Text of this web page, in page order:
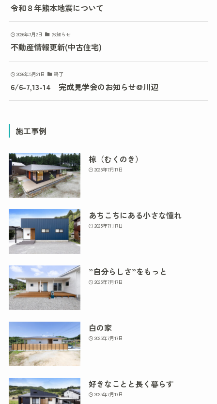
令和８年熊本地震について
2026年7月2日 お知らせ
不動産情報更新(中古住宅)
2026年5月21日 終了
6/6-7,13-14 完成見学会のお知らせ@川辺
施工事例
椋（むくのき）
2025年7月17日
あちこちにある小さな憧れ
2025年7月17日
”自分らしさ”をもっと
2025年7月17日
白の家
2025年7月17日
好きなことと長く暮らす
2025年7月17日